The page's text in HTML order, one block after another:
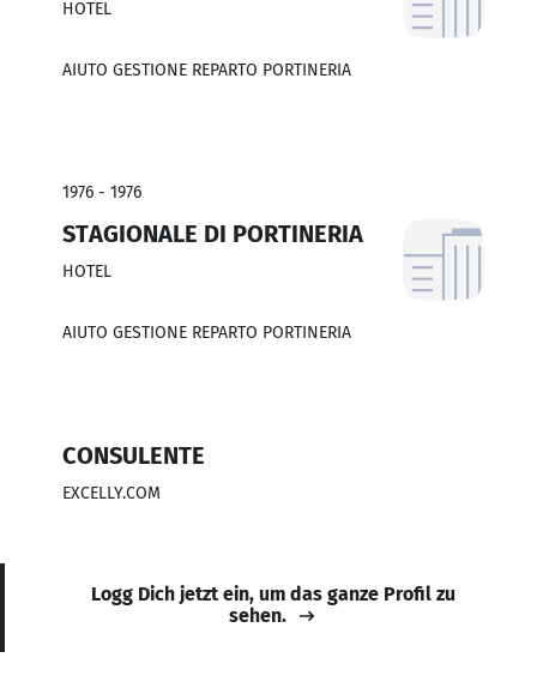
HOTEL
AIUTO GESTIONE REPARTO PORTINERIA
1976 - 1976
STAGIONALE DI PORTINERIA
HOTEL
AIUTO GESTIONE REPARTO PORTINERIA
CONSULENTE
EXCELLY.COM
Logg Dich jetzt ein, um das ganze Profil zu
sehen.